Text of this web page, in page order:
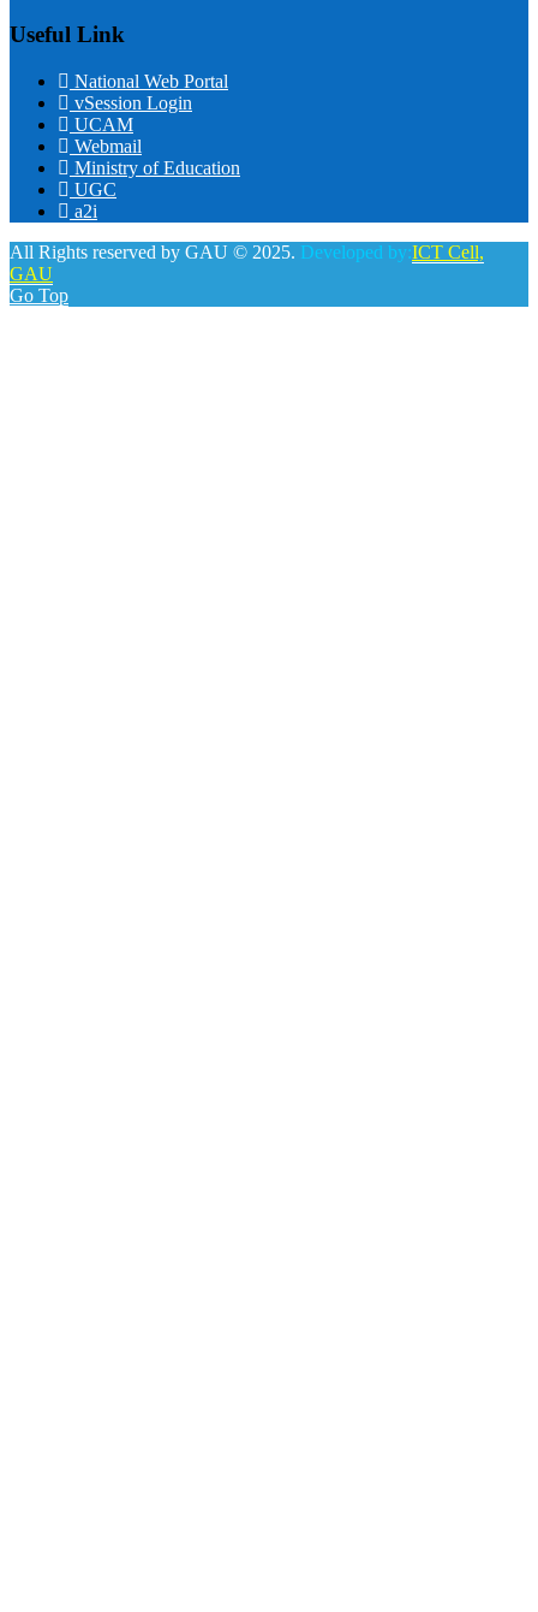
Useful Link
National Web Portal
vSession Login
UCAM
Webmail
Ministry of Education
UGC
a2i
All Rights reserved by GAU © 2025. Developed by:ICT Cell,
GAU
Go Top